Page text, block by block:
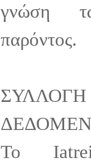
γνώση
παρόντος.
Το